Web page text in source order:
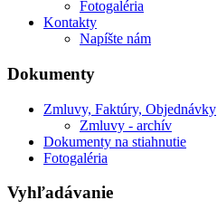
Fotogaléria
Kontakty
Napíšte nám
Dokumenty
Zmluvy, Faktúry, Objednávky
Zmluvy - archív
Dokumenty na stiahnutie
Fotogaléria
Vyhľadávanie